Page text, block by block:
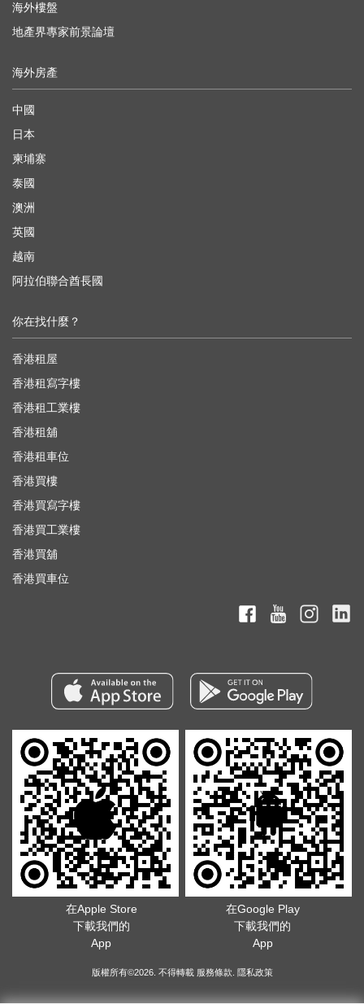
海外樓盤
地產界專家前景論壇
海外房產
中國
日本
柬埔寨
泰國
澳洲
英國
越南
阿拉伯聯合酋長國
你在找什麼？
香港租屋
香港租寫字樓
香港租工業樓
香港租舖
香港租車位
香港買樓
香港買寫字樓
香港買工業樓
香港買舖
香港買車位
在Apple Store
下載我們的
App
在Google Play
下載我們的
App
版權所有©2026. 不得轉載 服務條款 隱私政策